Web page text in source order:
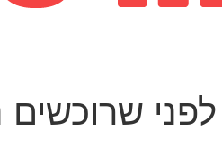
שרוכשים